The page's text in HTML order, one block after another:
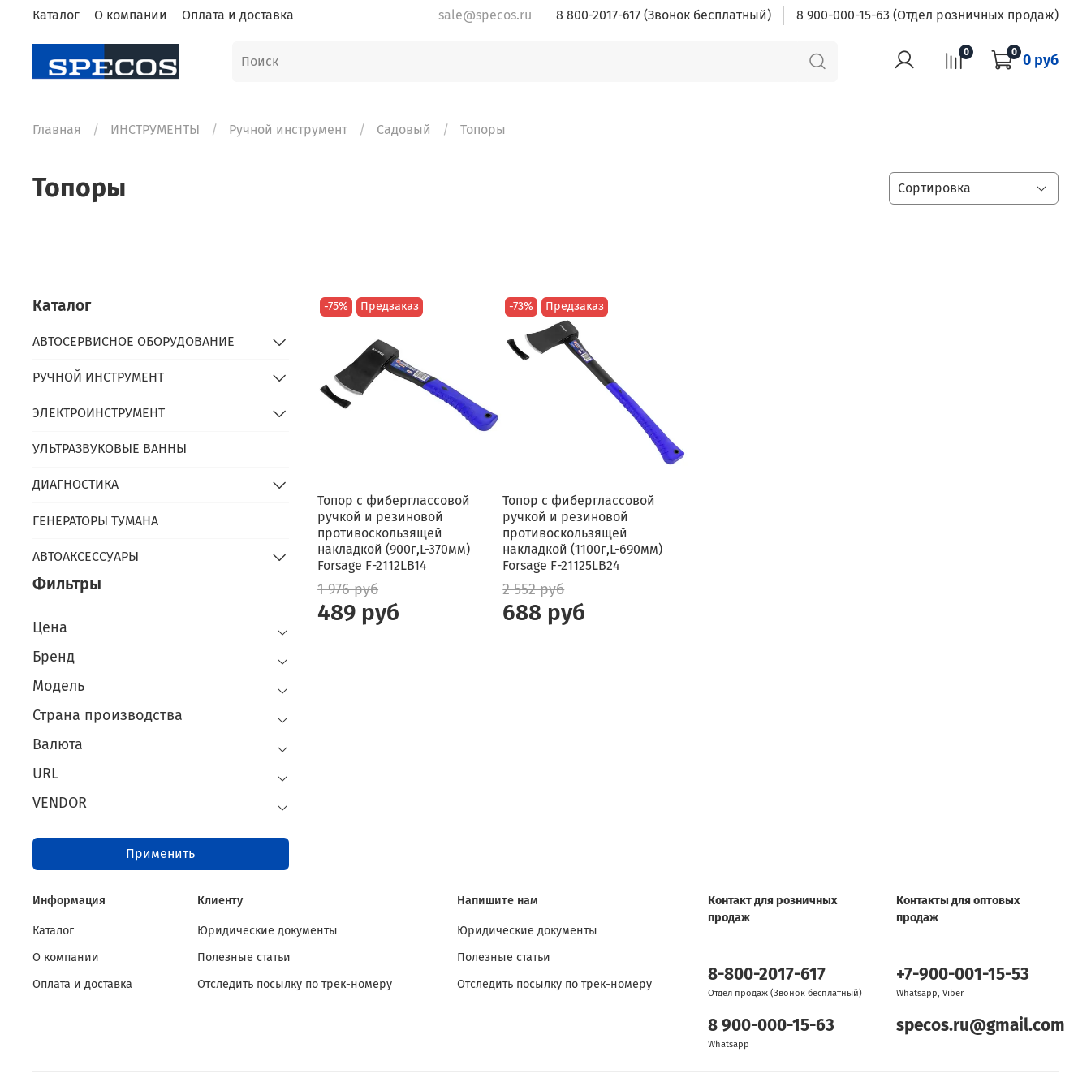
Каталог О компании Оплата и доставка sale@specos.ru 8 800-2017-617 (Звонок бесплатный) 8 900-000-15-63 (Отдел розничных продаж)
0 0 0 руб
Главная ИНСТРУМЕНТЫ Ручной инструмент Садовый Топоры
Топоры
-75% Предзаказ
Топор с фиберглассовой
ручкой и резиновой
противоскользящей
накладкой (900г,L-370мм)
Forsage F-2112LB14
1 976 руб
489 руб
-73% Предзаказ
Топор с фиберглассовой
ручкой и резиновой
противоскользящей
накладкой (1100г,L-690мм)
Forsage F-21125LB24
2 552 руб
688 руб
Каталог
АВТОСЕРВИСНОЕ ОБОРУДОВАНИЕ
РУЧНОЙ ИНСТРУМЕНТ
ЭЛЕКТРОИНСТРУМЕНТ
УЛЬТРАЗВУКОВЫЕ ВАННЫ
ДИАГНОСТИКА
ГЕНЕРАТОРЫ ТУМАНА
АВТОАКСЕССУАРЫ
Фильтры
Цена
Бренд
Модель
Страна производства
Валюта
URL
VENDOR
Применить
Информация
Каталог
О компании
Оплата и доставка
Клиенту
Юридические документы
Полезные статьи
Отследить посылку по трек-номеру
Напишите нам
Юридические документы
Полезные статьи
Отследить посылку по трек-номеру
Контакт для розничных
продаж
8-800-2017-617
Отдел продаж (Звонок бесплатный)
8 900-000-15-63
Whatsapp
Контакты для оптовых
продаж
+7-900-001-15-53
Whatsapp, Viber
specos.ru@gmail.com